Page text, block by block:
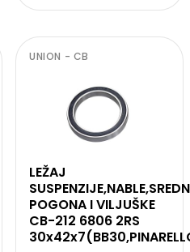
UNION - CB
LEŽAJ
POGONA I VILJUŠKE
CB-212 6806 2RS